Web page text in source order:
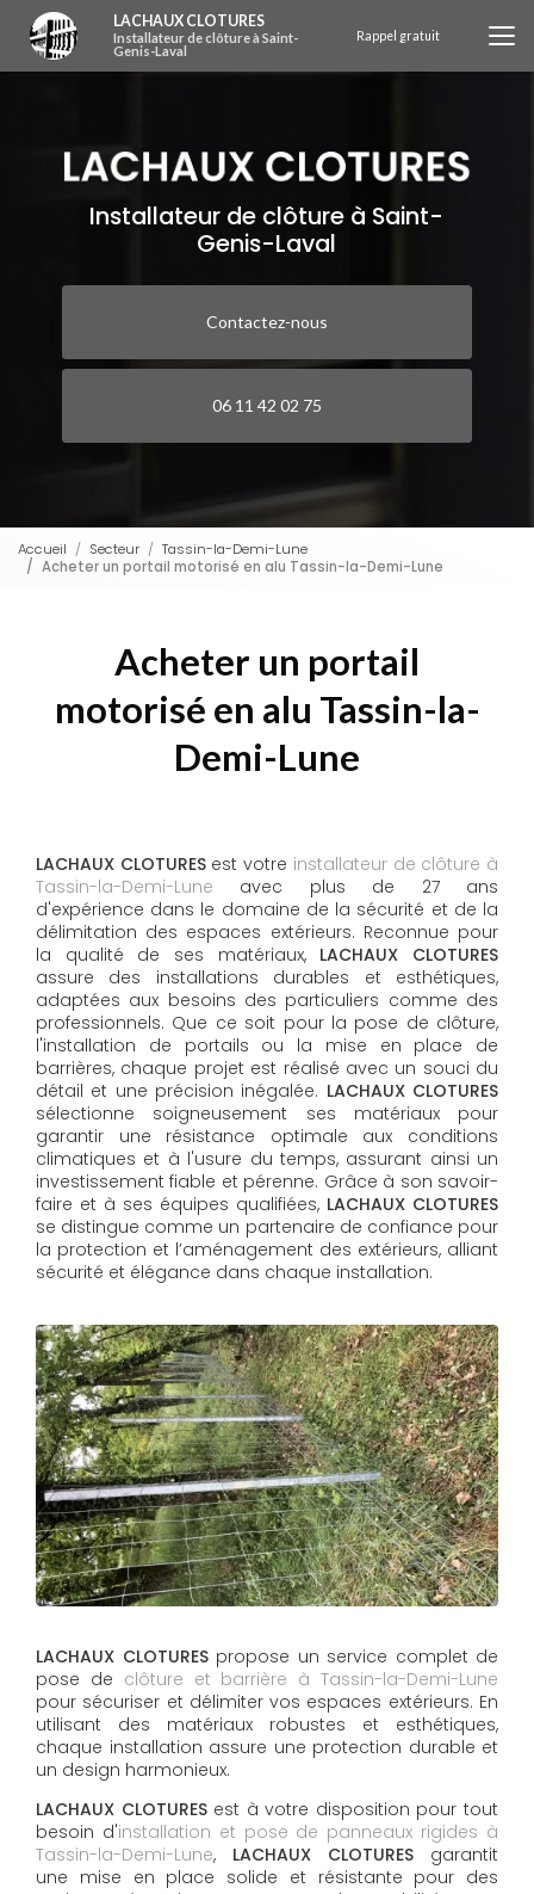
contenu
principal
LACHAUX CLOTURES
Installateur de clôture à Saint-
Genis-Laval
Rappel gratuit
Installateur de clôture à Saint-
Genis-Laval
Contactez-nous
06 11 42 02 75
Accueil Secteur
Tassin-la-Demi-Lune
Acheter un portail motorisé en alu Tassin-la-Demi-Lune
Acheter un portail
motorisé en alu Tassin-la-
Demi-Lune
LACHAUX CLOTURESest votre installateur de clôture à
Tassin-la-Demi-Lune avec plus de 27 ans
d'expérience dans le domaine de la sécurité et de la
délimitation des espaces extérieurs. Reconnue pour
la qualité de ses matériaux, LACHAUX CLOTURES
assure des installations durables et esthétiques,
adaptées aux besoins des particuliers comme des
professionnels. Que ce soit pour la pose de clôture,
l'installation de portails ou la mise en place de
barrières, chaque projet est réalisé avec un souci du
détail et une précision inégalée. LACHAUX CLOTURES
sélectionne soigneusement ses matériaux pour
garantir une résistance optimale aux conditions
climatiques et à l'usure du temps, assurant ainsi un
investissement fiable et pérenne. Grâce à son savoir-
faire et à ses équipes qualifiées, LACHAUX CLOTURES​​​​​​​
se distingue comme un partenaire de confiance pour
la protection et l’aménagement des extérieurs, alliant
sécurité et élégance dans chaque installation.
LACHAUX CLOTURESpropose un service complet de
pose de clôture et barrière à Tassin-la-Demi-Lune
pour sécuriser et délimiter vos espaces extérieurs. En
utilisant des matériaux robustes et esthétiques,
chaque installation assure une protection durable et
un design harmonieux.
LACHAUX CLOTURESest à votre disposition pour tout
besoin d'installation et pose de panneaux rigides à
Tassin-la-Demi-Lune, LACHAUX CLOTURES garantit
une mise en place solide et résistante pour des